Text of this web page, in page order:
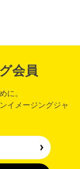
会員
に。
イメージングジャ